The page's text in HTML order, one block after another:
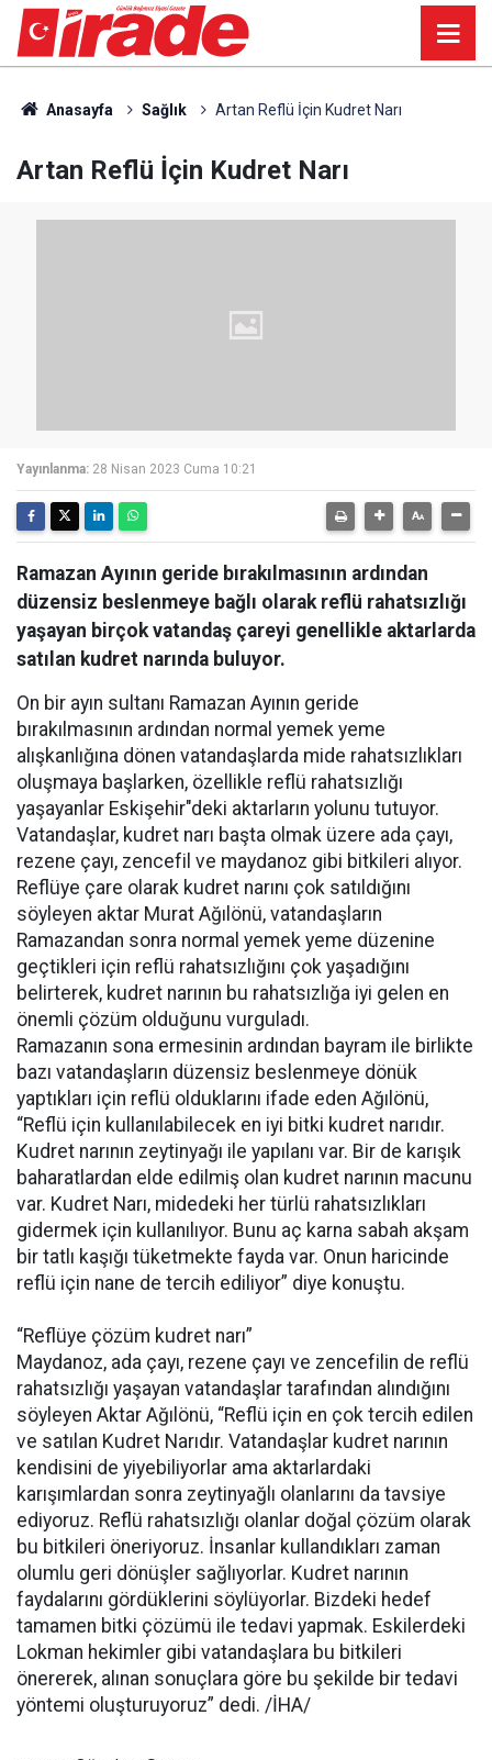
Anasayfa Sağlık Artan Reflü İçin Kudret Narı
Artan Reflü İçin Kudret Narı
Yayınlanma: 28 Nisan 2023 Cuma 10:21
Ramazan Ayının geride bırakılmasının ardından
düzensiz beslenmeye bağlı olarak reflü rahatsızlığı
yaşayan birçok vatandaş çareyi genellikle aktarlarda
satılan kudret narında buluyor.
On bir ayın sultanı Ramazan Ayının geride
bırakılmasının ardından normal yemek yeme
alışkanlığına dönen vatandaşlarda mide rahatsızlıkları
oluşmaya başlarken, özellikle reflü rahatsızlığı
yaşayanlar Eskişehir"deki aktarların yolunu tutuyor.
Vatandaşlar, kudret narı başta olmak üzere ada çayı,
rezene çayı, zencefil ve maydanoz gibi bitkileri alıyor.
Reflüye çare olarak kudret narını çok satıldığını
söyleyen aktar Murat Ağılönü, vatandaşların
Ramazandan sonra normal yemek yeme düzenine
geçtikleri için reflü rahatsızlığını çok yaşadığını
belirterek, kudret narının bu rahatsızlığa iyi gelen en
önemli çözüm olduğunu vurguladı.
Ramazanın sona ermesinin ardından bayram ile birlikte
bazı vatandaşların düzensiz beslenmeye dönük
yaptıkları için reflü olduklarını ifade eden Ağılönü,
“Reflü için kullanılabilecek en iyi bitki kudret narıdır.
Kudret narının zeytinyağı ile yapılanı var. Bir de karışık
baharatlardan elde edilmiş olan kudret narının macunu
var. Kudret Narı, midedeki her türlü rahatsızlıkları
gidermek için kullanılıyor. Bunu aç karna sabah akşam
bir tatlı kaşığı tüketmekte fayda var. Onun haricinde
reflü için nane de tercih ediliyor” diye konuştu.
“Reflüye çözüm kudret narı”
Maydanoz, ada çayı, rezene çayı ve zencefilin de reflü
rahatsızlığı yaşayan vatandaşlar tarafından alındığını
söyleyen Aktar Ağılönü, “Reflü için en çok tercih edilen
ve satılan Kudret Narıdır. Vatandaşlar kudret narının
kendisini de yiyebiliyorlar ama aktarlardaki
karışımlardan sonra zeytinyağlı olanlarını da tavsiye
ediyoruz. Reflü rahatsızlığı olanlar doğal çözüm olarak
bu bitkileri öneriyoruz. İnsanlar kullandıkları zaman
olumlu geri dönüşler sağlıyorlar. Kudret narının
faydalarını gördüklerini söylüyorlar. Bizdeki hedef
tamamen bitki çözümü ile tedavi yapmak. Eskilerdeki
Lokman hekimler gibi vatandaşlara bu bitkileri
önererek, alınan sonuçlara göre bu şekilde bir tedavi
yöntemi oluşturuyoruz” dedi. /İHA/